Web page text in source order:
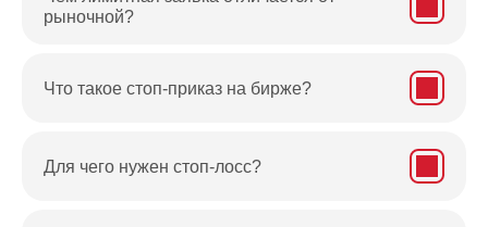
рыночной?
Что такое стоп-приказ на бирже?
Для чего нужен стоп-лосс?